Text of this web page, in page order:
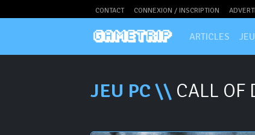
CONTACT CONNEXION / INSCRIPTION
ARTICLES
JEU PC \\ CALL OF